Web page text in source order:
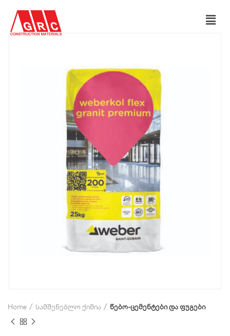
Home სამშენებლო ქიმია წებო-ცემენტები და ფუგები